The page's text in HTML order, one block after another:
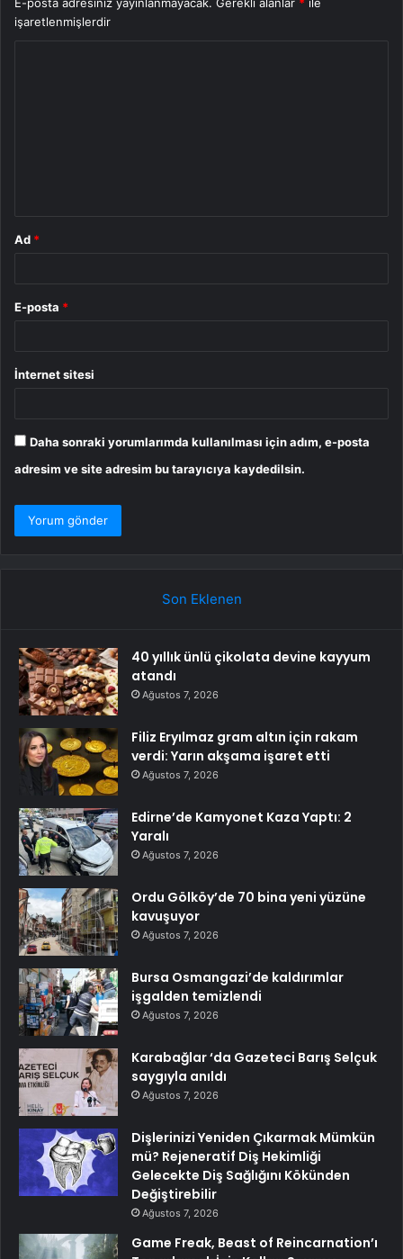
işaretlenmişlerdir
Ad *
E-posta *
İnternet sitesi
Daha sonraki yorumlarımda kullanılması için adım, e-posta
adresim ve site adresim bu tarayıcıya kaydedilsin.
Son Eklenen
40 yıllık ünlü çikolata devine kayyum
atandı
Ağustos 7, 2026
Filiz Eryılmaz gram altın için rakam
verdi: Yarın akşama işaret etti
Ağustos 7, 2026
Edirne’de Kamyonet Kaza Yaptı: 2
Yaralı
Ağustos 7, 2026
Ordu Gölköy’de 70 bina yeni yüzüne
kavuşuyor
Ağustos 7, 2026
Bursa Osmangazi’de kaldırımlar
işgalden temizlendi
Ağustos 7, 2026
Karabağlar ‘da Gazeteci Barış Selçuk
saygıyla anıldı
Ağustos 7, 2026
Dişlerinizi Yeniden Çıkarmak Mümkün
mü? Rejeneratif Diş Hekimliği
Gelecekte Diş Sağlığını Kökünden
Değiştirebilir
Ağustos 7, 2026
Game Freak, Beast of Reincarnation’ı